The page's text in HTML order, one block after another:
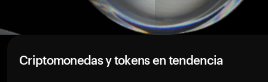
Criptomonedas y tokens en tendencia